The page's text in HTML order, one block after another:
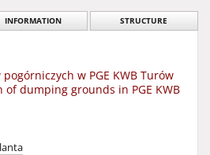
INFORMATION STRUCTURE
w PGE KWB Turów
of dumping grounds in PGE KWB